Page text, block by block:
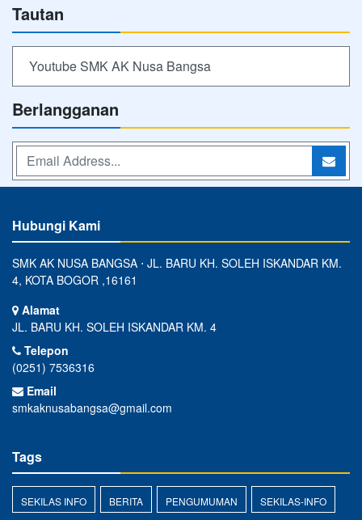
Tautan
Youtube SMK AK Nusa Bangsa
Berlangganan
Hubungi Kami
SMK AK NUSA BANGSA ⋅ JL. BARU KH. SOLEH ISKANDAR KM.
4, KOTA BOGOR ,16161
Alamat
JL. BARU KH. SOLEH ISKANDAR KM. 4
Telepon
(0251) 7536316
Email
smkaknusabangsa@gmail.com
Tags
SEKILAS INFO BERITA PENGUMUMAN SEKILAS-INFO